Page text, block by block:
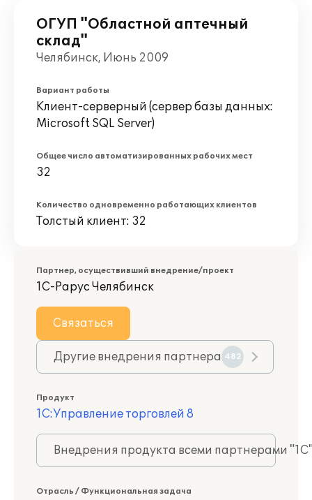
ОГУП "Областной аптечный
склад"
Челябинск, Июнь 2009
Вариант работы
Клиент-серверный (сервер базы данных:
Microsoft SQL Server)
Общее число автоматизированных рабочих мест
32
Количество одновременно работающих клиентов
Толстый клиент: 32
Партнер, осуществивший внедрение/проект
1С-Рарус Челябинск
Связаться
Другие внедрения партнера 482
Продукт
1С:Управление торговлей 8
Внедрения продукта всеми партнерами
Отрасль / Функциональная задача